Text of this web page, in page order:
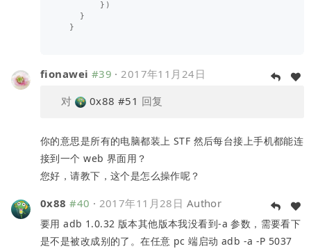
})
}
}
fionawei #39 ·2017年11月24日
对
0x88 #51 回复
你的意思是所有的电脑都装上 STF 然后每台接上手机都能连
接到一个 web 界面用？
您好，请教下，这个是怎么操作呢？
0x88 #40 · 2017年11月28日 Author
要用 adb 1.0.32 版本其他版本我没看到-a 参数，需要看下
是不是被改成别的了。在任意 pc 端启动 adb -a -P 5037